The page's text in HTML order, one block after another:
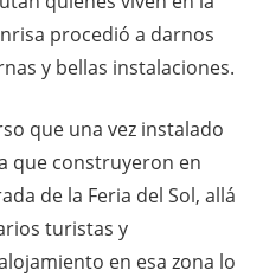
procedió a darnos
y bellas instalaciones.
que una vez instalado
que construyeron en
de la Feria del Sol, allá
turistas y
en esa zona lo